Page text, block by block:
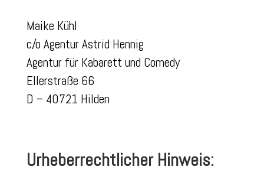
Maike Kühl
c/o Agentur Astrid Hennig
Agentur für Kabarett und Comedy
Ellerstraße 66
D – 40721 Hilden
Urheberrechtlicher Hinweis: